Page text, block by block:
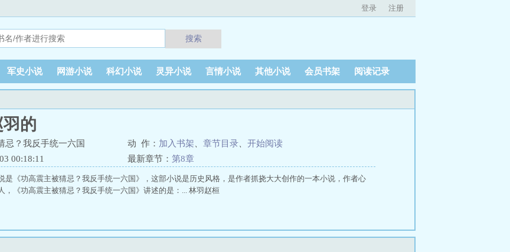
登录 注册
搜索
军史小说 网游小说 科幻小说 灵异小说 言情小说 其他小说 会员书架 阅读记录
的
忌？我反手统一六国 动 作： 加入书架 章节目录
开始阅读
00:18:11
最新章节： 第8章
是《功高震主被猜忌？我反手统一六国》，这部小说是历史风格，是作者抓挠大大创作的一本小说，作者心
，《功高震主被猜忌？我反手统一六国》讲述的是：... 林羽赵桓